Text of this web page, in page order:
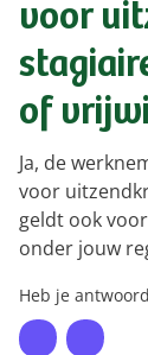
voor
of
Ja, de
voor
geldt ook
onder jouw
Heb je